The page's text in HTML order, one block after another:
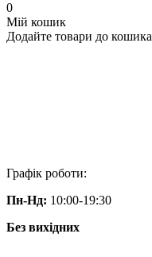
0
Мій кошик
Додайте товари до кошика
Графік роботи:
Пн-Нд: 10:00-19:30
Без вихідних